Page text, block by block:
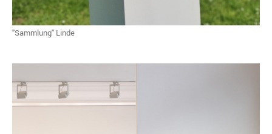
"Sammlung" Linde